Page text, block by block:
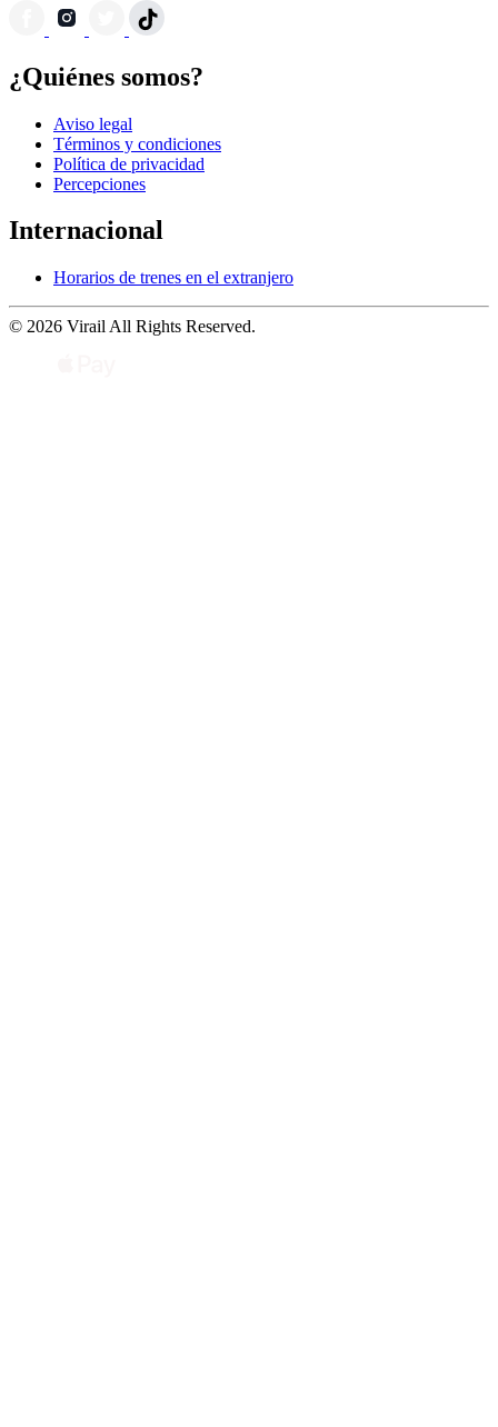
¿Quiénes somos?
Aviso legal
Términos y condiciones
Política de privacidad
Percepciones
Internacional
Horarios de trenes en el extranjero
© 2026 Virail All Rights Reserved.